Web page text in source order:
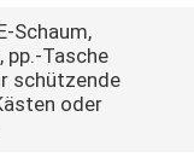
Schaum,
pp.-Tasche
schützende
oder